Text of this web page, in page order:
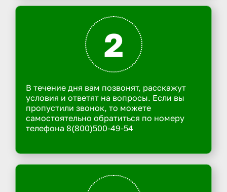
2
В течение дня вам позвонят, расскажут
условия и ответят на вопросы. Если вы
пропустили звонок, то можете
самостоятельно обратиться по номеру
телефона 8(800)500-49-54